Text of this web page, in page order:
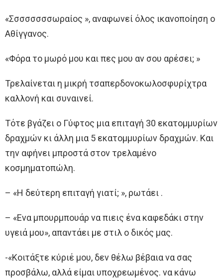
«Σσσσσσσσωραίος », αναφωνεί όλος ικανοποίηση ο
Αθίγγανος.
«Φόρα το μωρό μου και πες μου αν σου αρέσει; »
Τρελαίνεται η μικρή τσαπερδονοκωλοσφυρίχτρα
καλλονή και συναινεί.
Τότε βγάζει ο Γύφτος μια επιταγή 30 εκατομμυρίων
δραχμών κι άλλη μια 5 εκατομμυρίων δραχμών. Και
την αφήνει μπροστά στον τρελαμένο
κοσμηματοπώλη.
– «Η δεύτερη επιταγή γιατί; », ρωτάει .
– «Ενα μπουρμπουάρ να πιεις ένα καφεδάκι στην
υγειά μου», απαντάει με στιλ ο δικός μας.
-«Κοιτάξτε κύριέ μου, δεν θέλω βέβαια να σας
προσβάλω, αλλά είμαι υποχρεωμένος. να κάνω